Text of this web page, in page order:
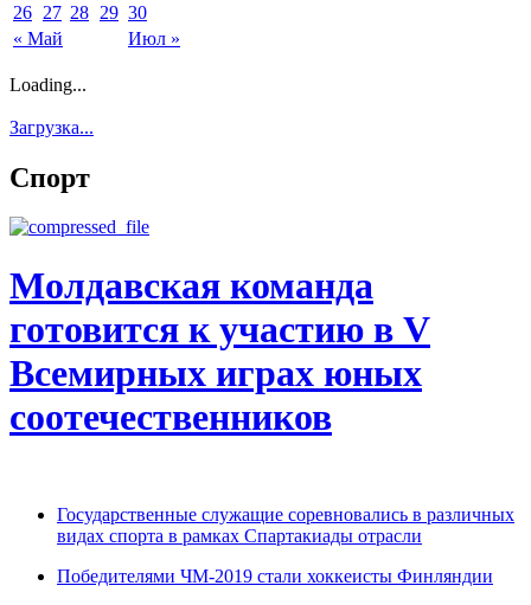
« Май Июл »
26 27 28 29 30
Loading...
Загрузка...
Спорт
Молдавская команда
готовится к участию в V
Всемирных играх юных
соотечественников
Государственные служащие соревновались в различных
видах спорта в рамках Спартакиады отрасли
Победителями ЧМ-2019 стали хоккеисты Финляндии